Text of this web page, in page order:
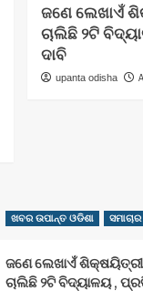
ଜଣେ ଲେଖାଏଁ
ଚାଲିଛି ୨ଟି
ଦାବି
upanta odisha
ଖବର ଉପାନ୍ତ ଓଡିଶା ସମାଚାର
ଜଣେ ଲେଖାଏଁ
ଚାଲିଛି ୨ଟି ବିଦ୍ୟାଳୟ ,